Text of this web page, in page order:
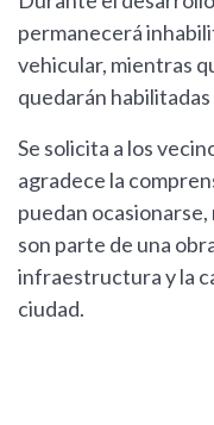
permanecerá
vehicular, mientras
quedarán
Se solicita a los
agradece la
puedan
son parte de una
infraestructura y la
ciudad.